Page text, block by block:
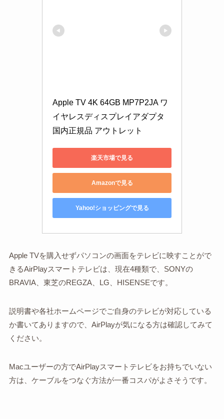
Apple TV 4K 64GB MP7P2JA ワ
イヤレスディスプレイアダプタ
国内正規品 アウトレット
楽天市場で見る
Amazonで見る
Yahoo!ショッピングで見る
Apple TVを購入せずパソコンの画面をテレビに映すことがで
きるAirPlayスマートテレビは、現在4種類で、SONYの
BRAVIA、東芝のREGZA、LG、HISENSEです。
説明書や各社ホームページでご自身のテレビが対応している
か書いてありますので、AirPlayが気になる方は確認してみて
ください。
Macユーザーの方でAirPlayスマートテレビをお持ちでいない
方は、ケーブルをつなぐ方法が一番コスパがよさそうです。